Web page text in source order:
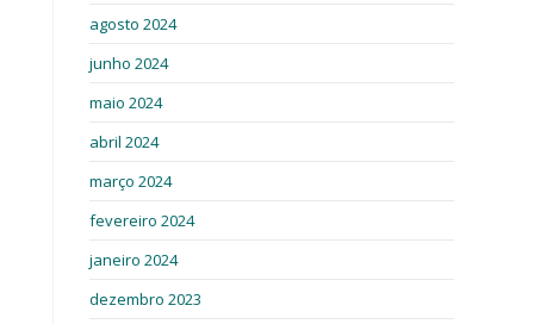
agosto 2024
junho 2024
maio 2024
abril 2024
março 2024
fevereiro 2024
janeiro 2024
dezembro 2023